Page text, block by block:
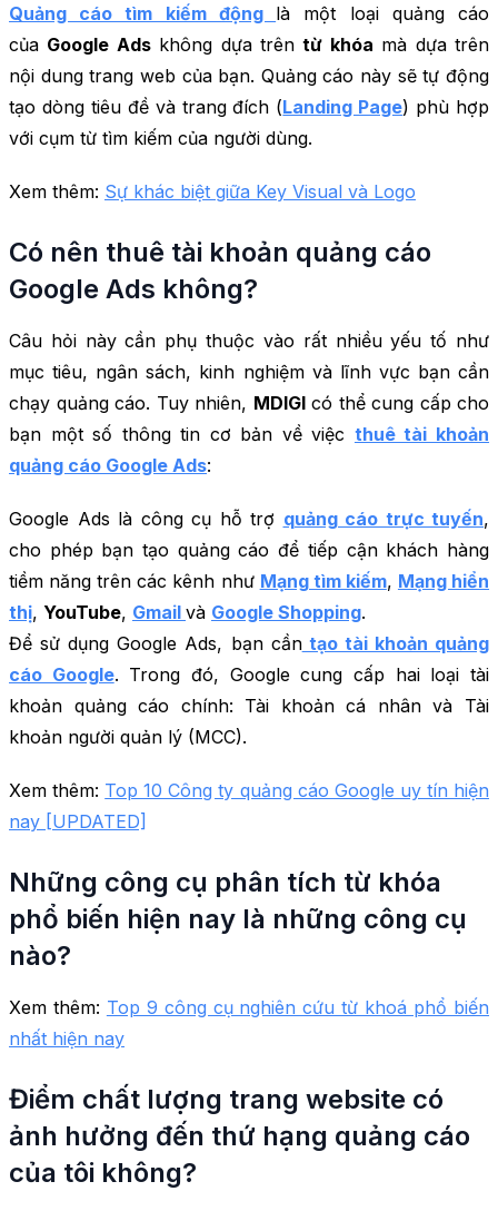
Quảng cáo tìm kiếm động là một loại quảng cáo
của Google Adskhông dựa trêntừ khóa mà dựa trên
nội dung trang web của bạn. Quảng cáo này sẽ tự động
tạo dòng tiêu đề và trang đích (Landing Page) phù hợp
với cụm từ tìm kiếm của người dùng.
Xem thêm: Sự khác biệt giữa Key Visual và Logo
Có nên thuê tài khoản quảng cáo
Google Ads không?
Câu hỏi này cần phụ thuộc vào rất nhiều yếu tố như
mục tiêu, ngân sách, kinh nghiệm và lĩnh vực bạn cần
chạy quảng cáo. Tuy nhiên, MDIGIcó thể cung cấp cho
bạn một số thông tin cơ bản về việc thuê tài khoản
quảng cáo Google Ads:
Google Ads là công cụ hỗ trợ quảng cáo trực tuyến,
cho phép bạn tạo quảng cáo để tiếp cận khách hàng
tiềm năng trên các kênh như Mạng tìm kiếm, Mạng hiển
thị, YouTube, Gmail và Google Shopping.
Để sử dụng Google Ads, bạn cầntạo tài khoản quảng
cáo Google. Trong đó, Google cung cấp hai loại tài
khoản quảng cáo chính: Tài khoản cá nhân và Tài
khoản người quản lý (MCC).
Xem thêm: Top 10 Công ty quảng cáo Google uy tín hiện
nay [UPDATED]
Những công cụ phân tích từ khóa
phổ biến hiện nay là những công cụ
nào?
Xem thêm: Top 9 công cụ nghiên cứu từ khoá phổ biến
nhất hiện nay
Điểm chất lượng trang website có
ảnh hưởng đến thứ hạng quảng cáo
của tôi không?